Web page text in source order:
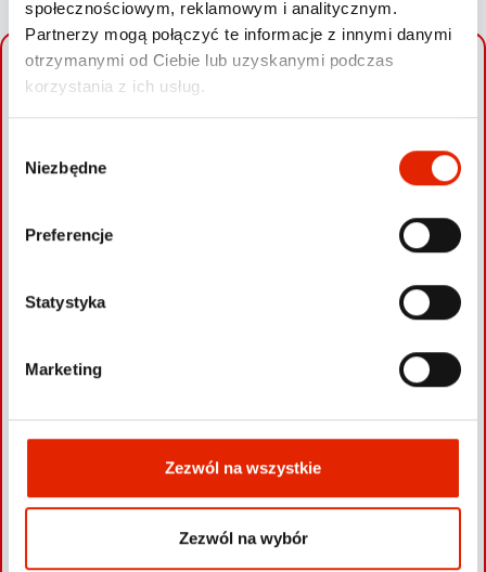
społecznościowym, reklamowym i analitycznym.
Partnerzy mogą połączyć te informacje z innymi danymi
otrzymanymi od Ciebie lub uzyskanymi podczas
korzystania z ich usług.
Niezbędne
Preferencje
Statystyka
Marketing
Zezwól na wszystkie
Zezwól na wybór
+
−